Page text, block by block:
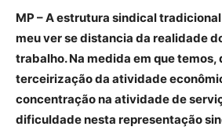
MP –A estrutura sindical tradicional
meu ver se distancia da realidade
trabalho. Na medida em que temos,
terceirização da atividade
concentração na atividade de
dificuldade nesta representação